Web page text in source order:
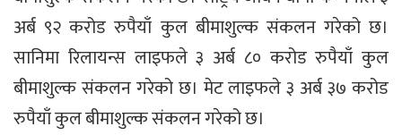
अर्ब ९२ करोड रुपैयाँ कुल बीमाशुल्क संकलन गरेको छ।
सानिमा रिलायन्स लाइफले ३ अर्ब ८० करोड रुपैयाँ कुल
बीमाशुल्क संकलन गरेको छ। मेट लाइफले ३ अर्ब ३७ करोड
रुपैयाँ कुल बीमाशुल्क संकलन गरेको छ।